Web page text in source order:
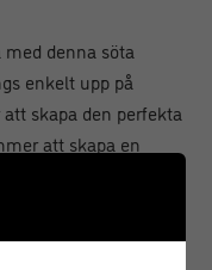
denna söta
enkelt upp på
skapa den perfekta
att skapa en